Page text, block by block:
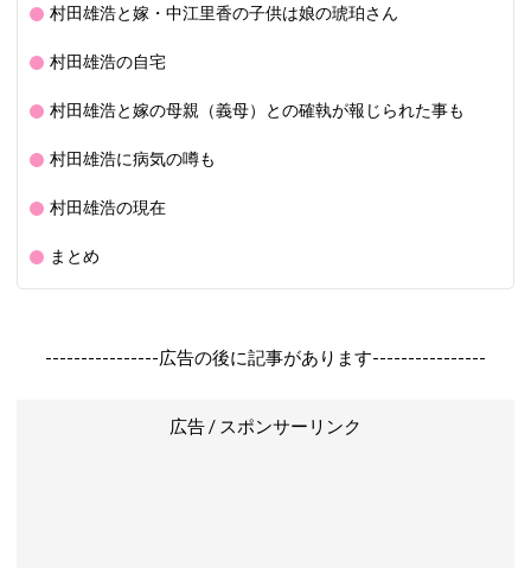
村田雄浩と嫁・中江里香の子供は娘の琥珀さん
村田雄浩の自宅
村田雄浩と嫁の母親（義母）との確執が報じられた事も
村田雄浩に病気の噂も
村田雄浩の現在
まとめ
----------------広告の後に記事があります----------------
広告 / スポンサーリンク